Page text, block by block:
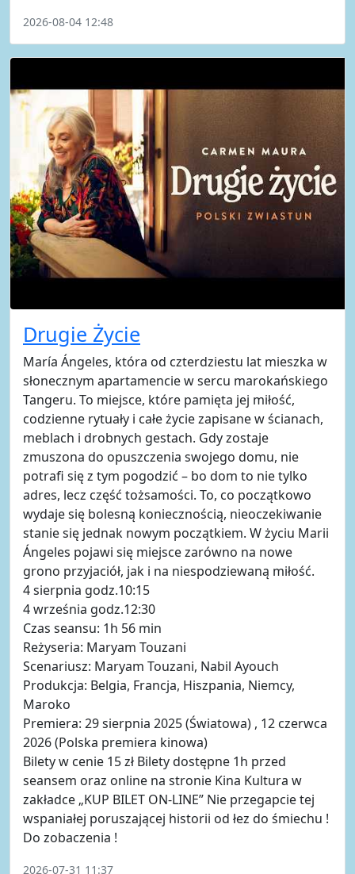
2026-08-04 12:48
Drugie Życie
María Ángeles, która od czterdziestu lat mieszka w
słonecznym apartamencie w sercu marokańskiego
Tangeru. To miejsce, które pamięta jej miłość,
codzienne rytuały i całe życie zapisane w ścianach,
meblach i drobnych gestach. Gdy zostaje
zmuszona do opuszczenia swojego domu, nie
potrafi się z tym pogodzić – bo dom to nie tylko
adres, lecz część tożsamości. To, co początkowo
wydaje się bolesną koniecznością, nieoczekiwanie
stanie się jednak nowym początkiem. W życiu Marii
Ángeles pojawi się miejsce zarówno na nowe
grono przyjaciół, jak i na niespodziewaną miłość.
4 sierpnia godz.10:15
4 września godz.12:30
Czas seansu: 1h 56 min
Reżyseria: Maryam Touzani
Scenariusz: Maryam Touzani, Nabil Ayouch
Produkcja: Belgia, Francja, Hiszpania, Niemcy,
Maroko
Premiera: 29 sierpnia 2025 (Światowa) , 12 czerwca
2026 (Polska premiera kinowa)
Bilety w cenie 15 zł Bilety dostępne 1h przed
seansem oraz online na stronie Kina Kultura w
zakładce „KUP BILET ON-LINE” Nie przegapcie tej
wspaniałej poruszającej historii od łez do śmiechu !
Do zobaczenia !
2026-07-31 11:37